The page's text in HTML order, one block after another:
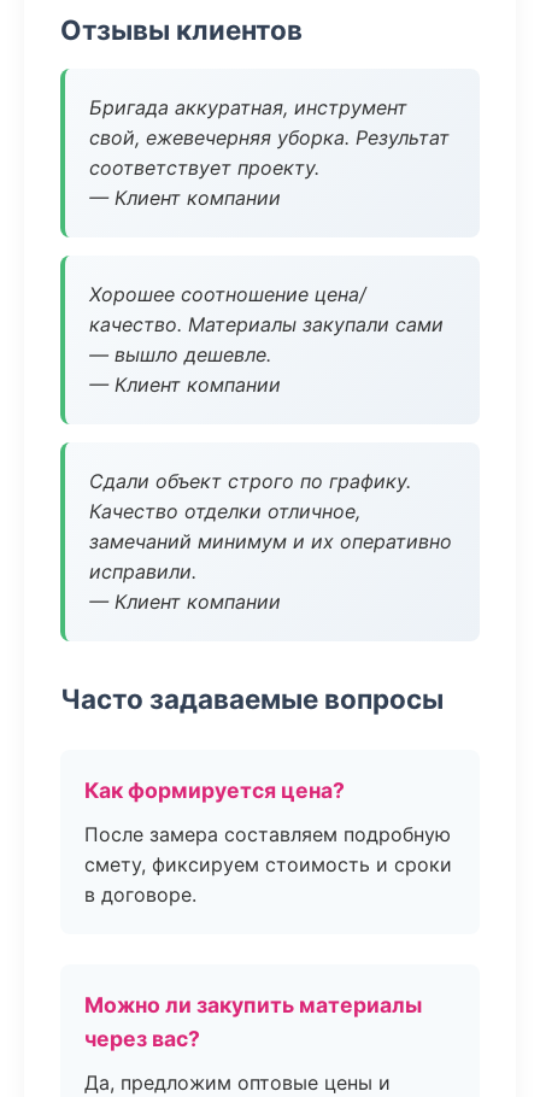
Отзывы клиентов
Бригада аккуратная, инструмент
свой, ежевечерняя уборка. Результат
соответствует проекту.
— Клиент компании
Хорошее соотношение цена/
качество. Материалы закупали сами
— вышло дешевле.
— Клиент компании
Сдали объект строго по графику.
Качество отделки отличное,
замечаний минимум и их оперативно
исправили.
— Клиент компании
Часто задаваемые вопросы
Как формируется цена?
После замера составляем подробную
смету, фиксируем стоимость и сроки
в договоре.
Можно ли закупить материалы
через вас?
Да, предложим оптовые цены и